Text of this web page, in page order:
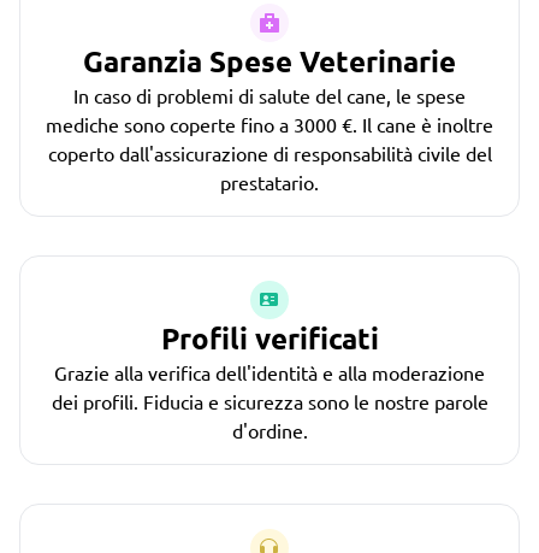
Garanzia Spese Veterinarie
In caso di problemi di salute del cane, le spese
mediche sono coperte fino a 3000 €. Il cane è inoltre
coperto dall'assicurazione di responsabilità civile del
prestatario.
Profili verificati
Grazie alla verifica dell'identità e alla moderazione
dei profili. Fiducia e sicurezza sono le nostre parole
d'ordine.